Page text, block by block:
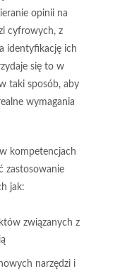
opinii na
cyfrowych, z
identyfikację ich
się to w
taki sposób, aby
wymagania
kompetencjach
zastosowanie
jak:
związanych z
narzędzi i